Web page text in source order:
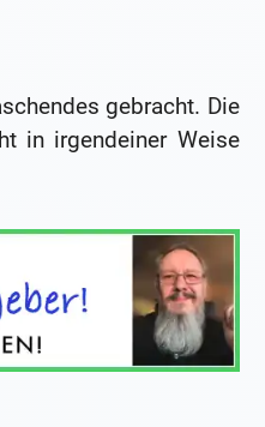
gebracht. Die
in irgendeiner Weise